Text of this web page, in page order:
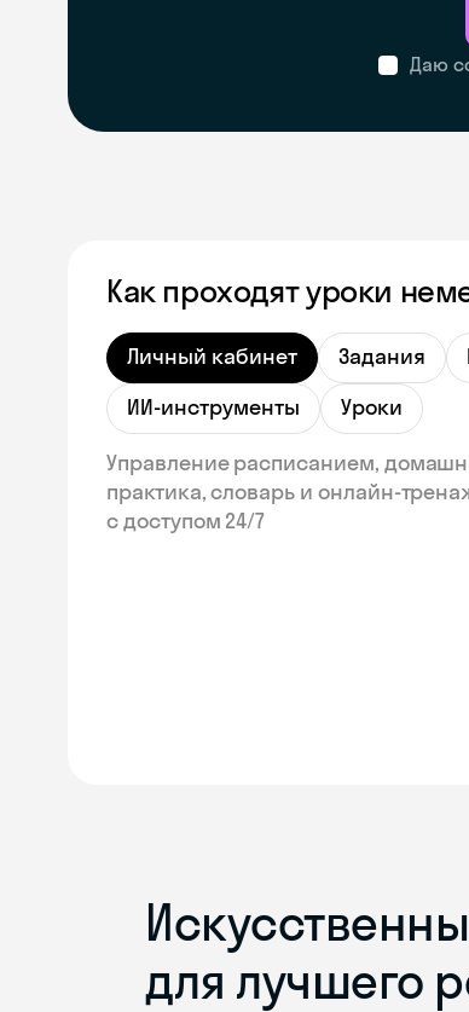
Даю
Как проходят уроки
Личный кабинет Задания
ИИ-инструменты
Уроки
Управление расписанием,
практика, словарь и
с доступом 24/7
для лучшего